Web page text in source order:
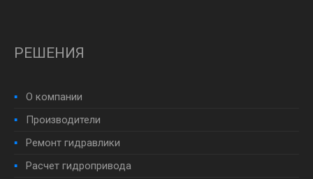
РЕШЕНИЯ
О компании
Производители
Ремонт гидравлики
Расчет гидропривода